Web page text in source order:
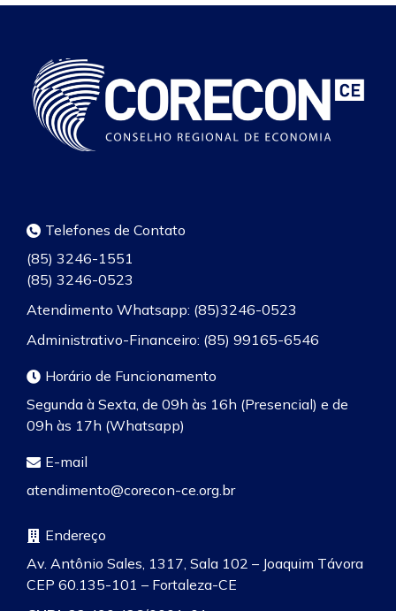
Telefones de Contato
(85) 3246-1551
(85) 3246-0523
Atendimento Whatsapp: (85)3246-0523
Administrativo-Financeiro: (85) 99165-6546
Horário de Funcionamento
Segunda à Sexta, de 09h às 16h (Presencial) e de
09h às 17h (Whatsapp)
E-mail
atendimento@corecon-ce.org.br
Endereço
Av. Antônio Sales, 1317, Sala 102 – Joaquim Távora
CEP 60.135-101 – Fortaleza-CE